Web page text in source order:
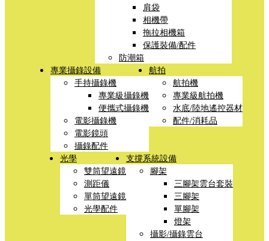
肩袋
相機帶
拖拉相機箱
保護裝備/配件
防潮箱
專業攝錄設備
手持攝錄機
專業級攝錄機
便攜式攝錄機
電影攝錄機
電影鏡頭
攝錄配件
航拍
航拍機
專業級航拍機
水底/陸地遙控器材
配件/消耗品
光學
雙筒望遠鏡
測距儀
單筒望遠鏡
光學配件
支撐系統設備
腳架
三腳架雲台套裝
三腳架
單腳架
燈架
攝影/攝錄雲台